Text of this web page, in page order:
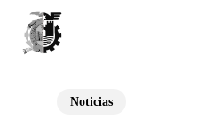
main
Noticias